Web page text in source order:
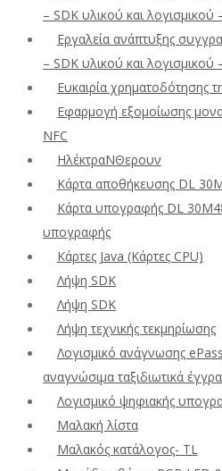
– SDK υλικού και λογισμικού
Εργαλεία ανάπτυξης
– SDK υλικού και
Ευκαιρία χρηματοδότησης
Εφαρμογή εξομοίωσης
NFC
ΗλέκτραΝΘερουν
Κάρτα αποθήκευσης DL
Κάρτα υπογραφής DL
υπογραφής
Κάρτες Java (Κάρτες CPU)
Λήψη SDK
Λήψη SDK
Λήψη τεχνικής τεκμηρίωσης
Λογισμικό ανάγνωσης
αναγνώσιμα ταξιδιωτικά
Λογισμικό ψηφιακής
Μαλακή λίστα
Μαλακός κατάλογος- TL